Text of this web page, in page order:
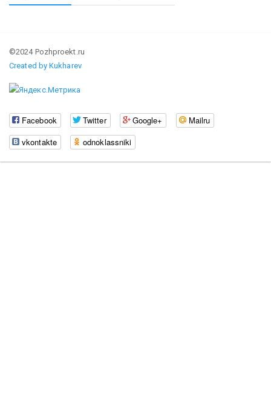
©2024 Pozhproekt.ru
Created by Kukharev
Facebook Twitter Google+
Mailru
vkontakte
odnoklassniki